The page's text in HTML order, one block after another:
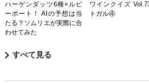
ハーゲンダッツ6種×ルビ
ーポート！ AIの予想は当
たる？ソムリエが実際に合
わせてみた
ワインクイズ
トガル④
すべて見る